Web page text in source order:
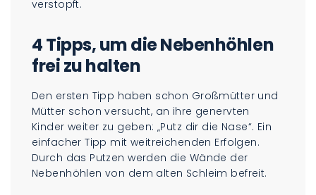
verstopft.
4 Tipps, um die Nebenhöhlen
frei zu halten
Den ersten Tipp haben schon Großmütter und
Mütter schon versucht, an ihre genervten
Kinder weiter zu geben: „Putz dir die Nase“. Ein
einfacher Tipp mit weitreichenden Erfolgen.
Durch das Putzen werden die Wände der
Nebenhöhlen von dem alten Schleim befreit.